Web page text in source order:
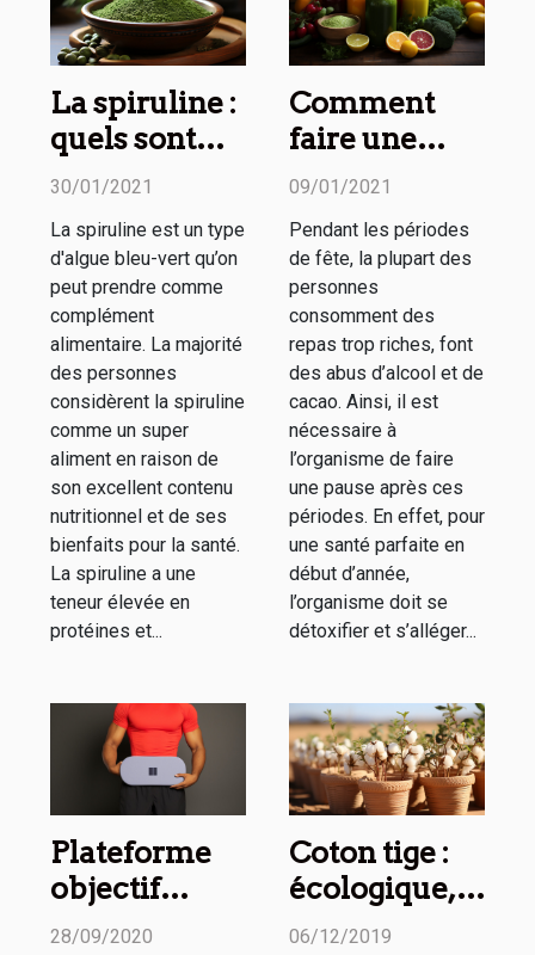
La spiruline :
quels sont
ses
sur la santé ?
30/01/2021
La spiruline est un type
d'algue bleu-vert qu’on
peut prendre comme
complément
alimentaire. La majorité
des personnes
considèrent la spiruline
comme un super
aliment en raison de
son excellent contenu
nutritionnel et de ses
bienfaits pour la santé.
La spiruline a une
teneur élevée en
protéines et...
Comment
faire une
cure détox
fêtes ?
09/01/2021
Pendant les périodes
de fête, la plupart des
personnes
consomment des
repas trop riches, font
des abus d’alcool et de
cacao. Ainsi, il est
nécessaire à
l’organisme de faire
une pause après ces
périodes. En effet, pour
une santé parfaite en
début d’année,
l’organisme doit se
détoxifier et s’alléger...
Plateforme
objectif
ventre plat :
28/09/2020
Coton tige :
écologique,
réutilisable,
06/12/2019